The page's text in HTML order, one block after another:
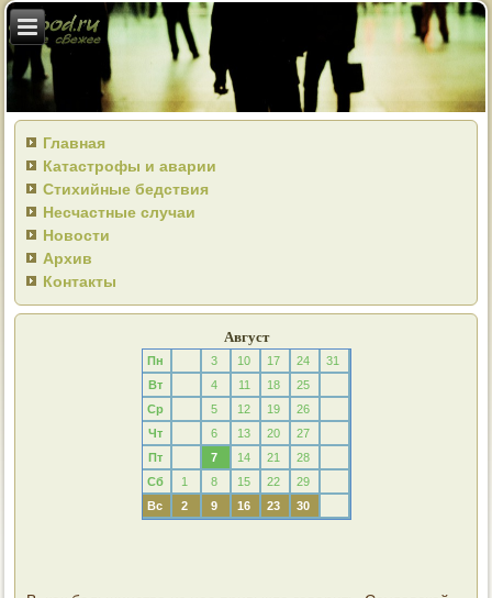
Главная
Катастрофы и аварии
Стихийные бедствия
Несчастные случаи
Новости
Архив
Контакты
Август
Пн 3 10 17 24
31
Вт
4 11 18
25
Ср
5 12 19
26
Чт
6 13 20
27
Пт
7 14 21
28
Сб
1 8 15 22
29
Вс
2 9 16 23 30